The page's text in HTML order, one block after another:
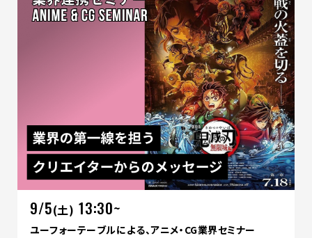
9/5(土) 13:30~
ユーフォーテーブルによる、アニメ・CG業界セミナー